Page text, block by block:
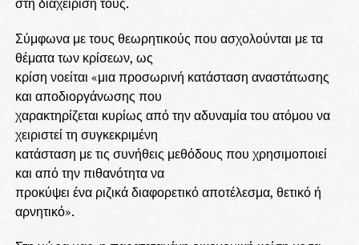
Σύμφωνα με τους θεωρητικούς που ασχολούνται με τα
θέματα των κρίσεων, ως
κρίση νοείται «μια προσωρινή κατάσταση αναστάτωσης
και αποδιοργάνωσης που
χαρακτηρίζεται κυρίως από την αδυναμία του ατόμου να
χειριστεί τη συγκεκριμένη
κατάσταση με τις συνήθεις μεθόδους που χρησιμοποιεί
και από την πιθανότητα να
προκύψει ένα ριζικά διαφορετικό αποτέλεσμα, θετικό ή
αρνητικό».